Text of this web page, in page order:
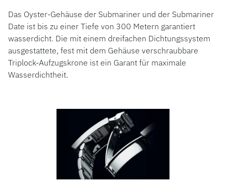
Das Oyster-Gehäuse der Submariner und der Submariner
Date ist bis zu einer Tiefe von 300 Metern garantiert
wasserdicht. Die mit einem dreifachen Dichtungssystem
ausgestattete, fest mit dem Gehäuse verschraubbare
Triplock-Aufzugskrone ist ein Garant für maximale
Wasserdichtheit.